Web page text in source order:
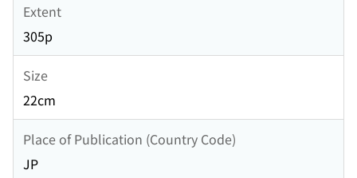
Extent
305p
Size
22cm
Place of Publication (Country Code)
JP